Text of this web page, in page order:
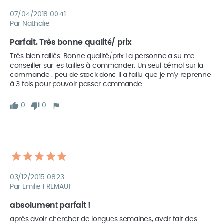
07/04/2018 00:41
Par Nathalie
Parfait. Très bonne qualité/ prix
Très bien taillés. Bonne qualité/prix La personne a su me
conseiller sur les tailles à commander. Un seul bémol sur la
commande : peu de stock donc il a fallu que je m'y reprenne
à 3 fois pour pouvoir passer commande.
0 0
03/12/2015 08:23
Par Emilie FREMAUT
absolument parfait !
après avoir chercher de longues semaines, avoir fait des